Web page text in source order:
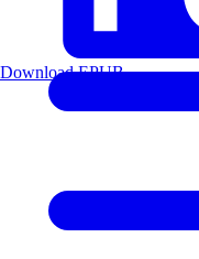
Download EPUB